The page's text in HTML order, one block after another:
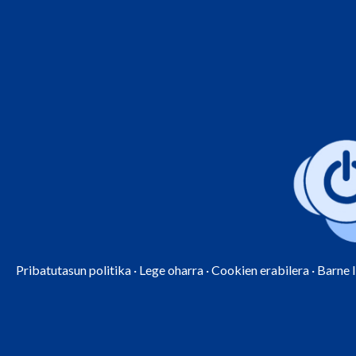
Pribatutasun politika · Lege oharra ·Cookien erabilera · Barne